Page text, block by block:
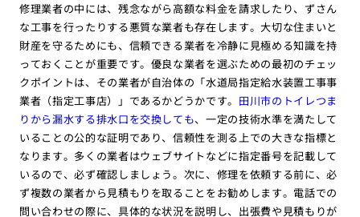
修理業者の中には、残念ながら高額な料金を請求したり、ずさん
な工事を行ったりする悪質な業者も存在します。大切な住まいと
財産を守るためにも、信頼できる業者を冷静に見極める知識を持
っておくことが重要です。優良な業者を選ぶための最初のチェッ
クポイントは、その業者が自治体の「水道局指定給水装置工事事
業者（指定工事店）」であるかどうかです。 田川市のトイレつま
りから漏水する排水口を交換しても、一定の技術水準を満たして
いることの公的な証明であり、信頼性を測る上での大きな指標と
なります。多くの業者はウェブサイトなどに指定番号を記載して
いるので、必ず確認しましょう。次に、修理を依頼する前に、必
ず複数の業者から見積もりを取ることをお勧めします。電話での
問い合わせの際に、具体的な状況を説明し、出張費や見積もりが